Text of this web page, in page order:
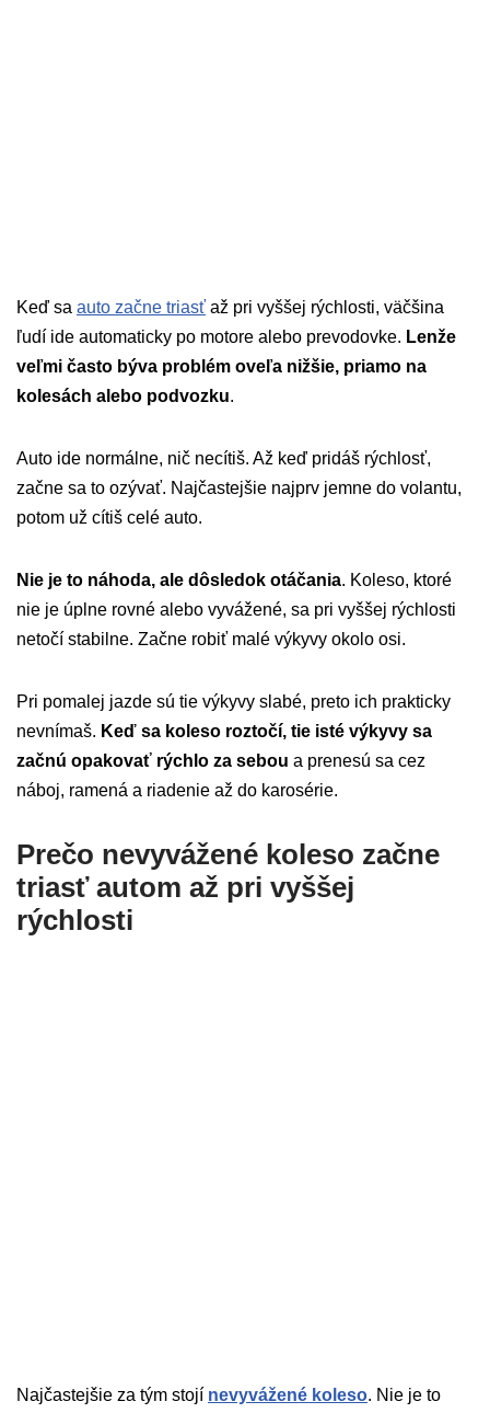
Keď sa auto začne triasť až pri vyššej rýchlosti, väčšina
ľudí ide automaticky po motore alebo prevodovke. Lenže
veľmi často býva problém oveľa nižšie, priamo na
kolesách alebo podvozku.
Auto ide normálne, nič necítiš. Až keď pridáš rýchlosť,
začne sa to ozývať. Najčastejšie najprv jemne do volantu,
potom už cítiš celé auto.
Nie je to náhoda, ale dôsledok otáčania. Koleso, ktoré
nie je úplne rovné alebo vyvážené, sa pri vyššej rýchlosti
netočí stabilne. Začne robiť malé výkyvy okolo osi.
Pri pomalej jazde sú tie výkyvy slabé, preto ich prakticky
nevnímaš. Keď sa koleso roztočí, tie isté výkyvy sa
začnú opakovať rýchlo za sebou a prenesú sa cez
náboj, ramená a riadenie až do karosérie.
Prečo nevyvážené koleso začne
triasť autom až pri vyššej
rýchlosti
Najčastejšie za tým stojí nevyvážené koleso. Nie je to